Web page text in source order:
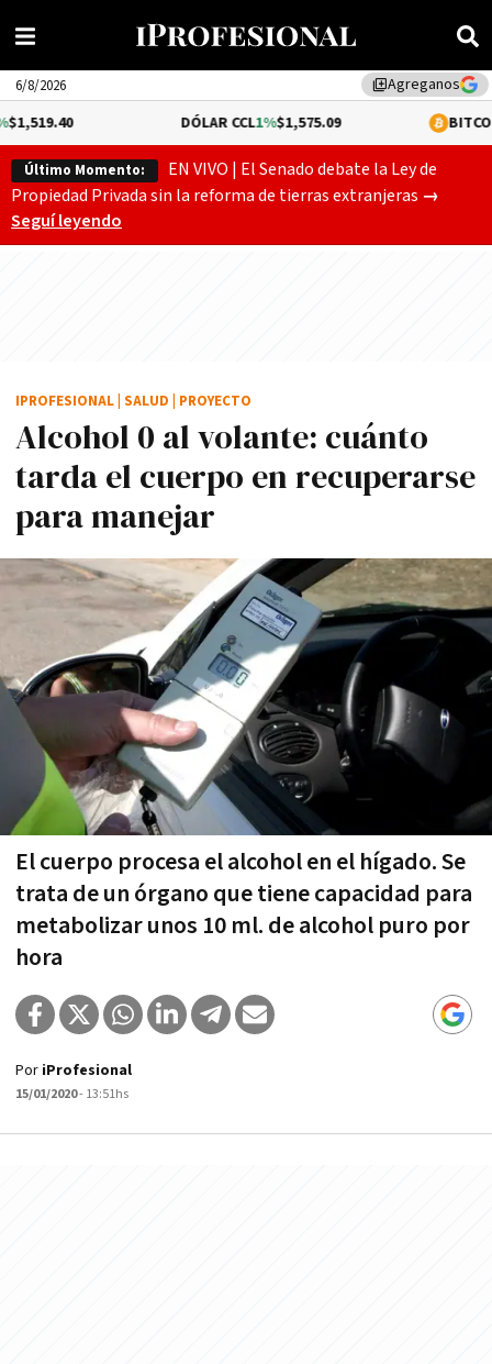
library_addAgreganos
6/8/2026
1%$1,575.09 0.05%
Último Momento:
EN VIVO | El Senado debate la Ley de
Propiedad Privada sin la reforma de tierras extranjeras El
→
Seguí leyendo
Alcohol 0 al volante: cuánto
tarda el cuerpo en recuperarse
para manejar
El cuerpo procesa el alcohol en el hígado. Se
trata de un órgano que tiene capacidad para
metabolizar unos 10 ml. de alcohol puro por
hora
IPROFESIONAL SALUD PROYECTO
Por iProfesional
15/01/2020- 13:51hs